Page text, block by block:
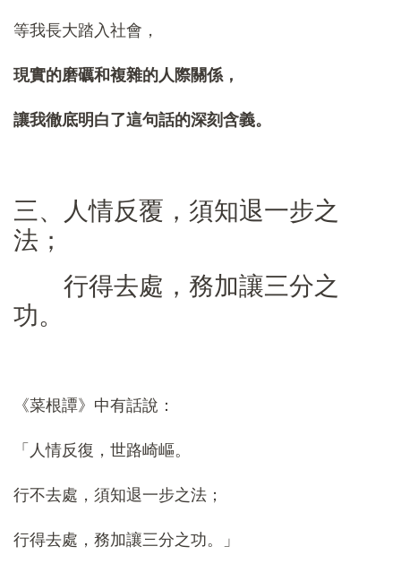
等我長大踏入社會，
現實的磨礪和複雜的人際關係，
讓我徹底明白了這句話的深刻含義。
三、人情反覆，須知退一步之
法；
行得去處，務加讓三分之
功。
《菜根譚》中有話說：
「人情反復，世路崎嶇。
行不去處，須知退一步之法；
行得去處，務加讓三分之功。」